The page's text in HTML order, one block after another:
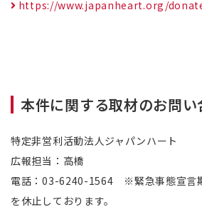
https://www.japanheart.org/
本件に関する取材のお問い
特定非営利活動法人ジャパンハート
広報担当：高橋
電話：03-6240-1564 ※緊急事態宣言
を休止しております。